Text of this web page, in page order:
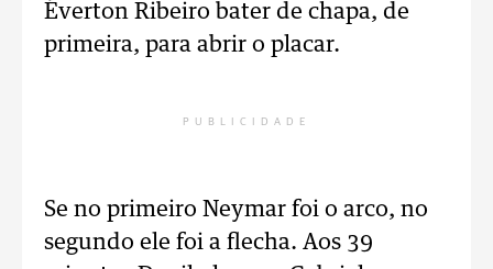
Éverton Ribeiro bater de chapa, de
primeira, para abrir o placar.
PUBLICIDADE
Se no primeiro Neymar foi o arco, no
segundo ele foi a flecha. Aos 39